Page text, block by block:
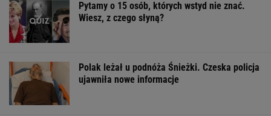
Pytamy o 15 osób, których wstyd nie znać.
Wiesz, z czego słyną?
Polak leżał u podnóża Śnieżki. Czeska policja
ujawniła nowe informacje